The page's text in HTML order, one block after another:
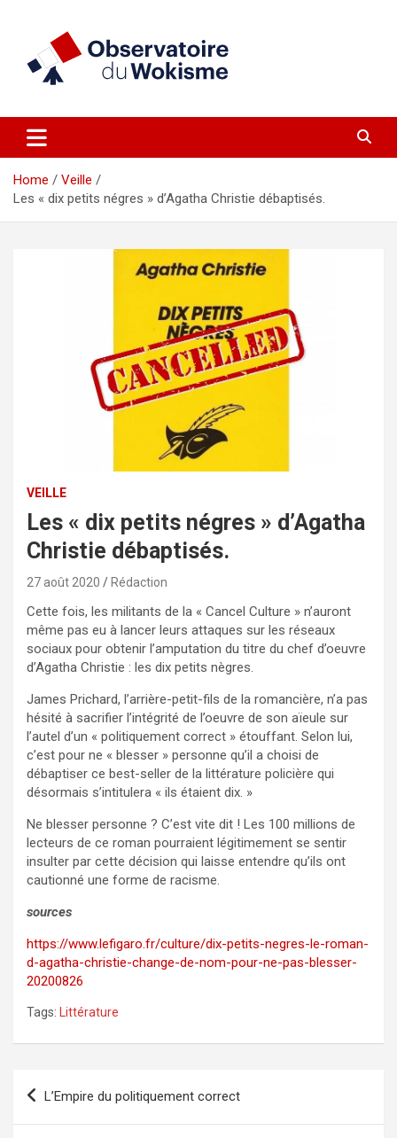
Observatoire du Wokisme
Home
Veille
Les « dix petits négres » d’Agatha Christie débaptisés.
VEILLE
Les « dix petits négres » d’Agatha
Christie débaptisés.
27 août 2020 Rédaction
Cette fois, les militants de la « Cancel Culture » n’auront
même pas eu à lancer leurs attaques sur les réseaux
sociaux pour obtenir l’amputation du titre du chef d’oeuvre
d’Agatha Christie : les dix petits nègres.
James Prichard, l’arrière-petit-fils de la romancière, n’a pas
hésité à sacrifier l’intégrité de l’oeuvre de son aïeule sur
l’autel d’un « politiquement correct » étouffant. Selon lui,
c’est pour ne « blesser » personne qu’il a choisi de
débaptiser ce best-seller de la littérature policière qui
désormais s’intitulera « ils étaient dix. »
Ne blesser personne ? C’est vite dit ! Les 100 millions de
lecteurs de ce roman pourraient légitimement se sentir
insulter par cette décision qui laisse entendre qu’ils ont
cautionné une forme de racisme.
sources
https://www.lefigaro.fr/culture/dix-petits-negres-le-roman-
d-agatha-christie-change-de-nom-pour-ne-pas-blesser-
20200826
Tags: Littérature
Navigation
L’Empire du politiquement correct